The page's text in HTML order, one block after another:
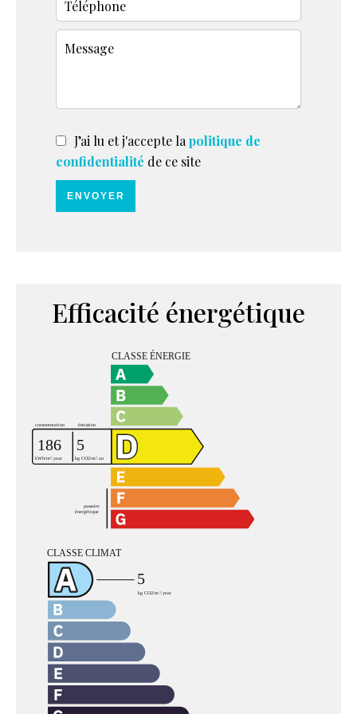
J’ai lu et j'accepte la politique de
confidentialité de ce site
ENVOYER
Efficacité énergétique